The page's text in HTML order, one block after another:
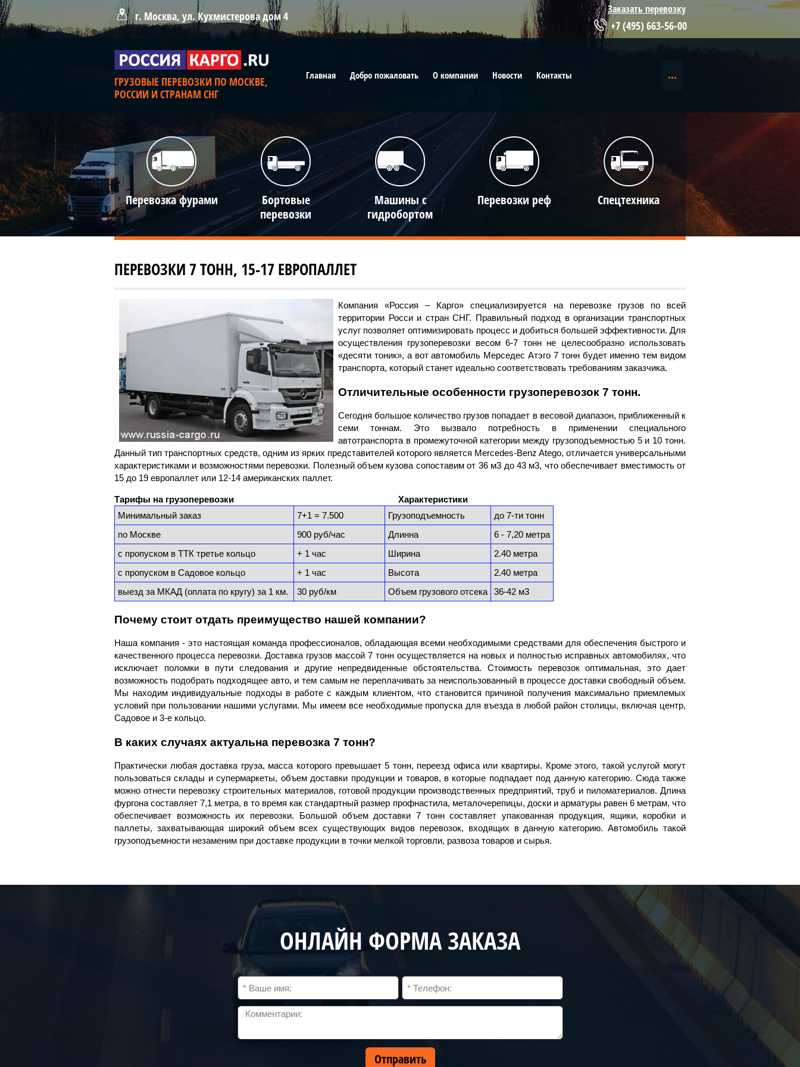
г. Москва, ул. Кухмистерова дом 4 Заказать перевозку
+7 (495) 663-56-00
ГРУЗОВЫЕ ПЕРЕВОЗКИ ПО МОСКВЕ,
РОССИИ И СТРАНАМ СНГ
Главная Добро пожаловать О компании Новости Контакты ...
Перевозка фурами
Бортовые
перевозки
Машины с
гидробортом
Перевозки реф Спецтехника
ПЕРЕВОЗКИ 7 ТОНН, 15-17 ЕВРОПАЛЛЕТ
Компания «Россия – Карго» специализируется на перевозке грузов по всей
территории Росси и стран СНГ. Правильный подход в организации транспортных
услуг позволяет оптимизировать процесс и добиться большей эффективности. Для
осуществления грузоперевозки весом 6-7 тонн не целесообразно использовать
«десяти тоник», а вот автомобиль Мерседес Атэго 7 тонн будет именно тем видом
транспорта, который станет идеально соответствовать требованиям заказчика.
Отличительные особенности грузоперевозок 7 тонн.
Сегодня большое количество грузов попадает в весовой диапазон, приближенный к
семи тоннам. Это вызвало потребность в применении специального
автотранспорта в промежуточной категории между грузоподъемностью 5 и 10 тонн.
Данный тип транспортных средств, одним из ярких представителей которого является Mercedes-Benz Atego, отличается универсальными
характеристиками и возможностями перевозки. Полезный объем кузова сопоставим от 36 м3 до 43 м3, что обеспечивает вместимость от
15 до 19 европаллет или 12-14 американских паллет.
Тарифы на грузоперевозки Характеристики
Минимальный заказ
7+1 = 7.500 Грузоподъемность
до 7-ти тонн
по Москве
900 руб/час Длинна
6 - 7,20 метра
с пропуском в ТТК третье кольцо
+ 1 час Ширина
2.40 метра
с пропуском в Садовое кольцо
+ 1 час Высота
2.40 метра
выезд за МКАД (оплата по кругу) за 1 км.
30 руб/км Объем грузового отсека 36-42 м3
Почему стоит отдать преимущество нашей компании?
Наша компания - это настоящая команда профессионалов, обладающая всеми необходимыми средствами для обеспечения быстрого и
качественного процесса перевозки. Доставка грузов массой 7 тонн осуществляется на новых и полностью исправных автомобилях, что
исключает поломки в пути следования и другие непредвиденные обстоятельства. Стоимость перевозок оптимальная, это дает
возможность подобрать подходящее авто, и тем самым не переплачивать за неиспользованный в процессе доставки свободный объем.
Мы находим индивидуальные подходы в работе с каждым клиентом, что становится причиной получения максимально приемлемых
условий при пользовании нашими услугами. Мы имеем все необходимые пропуска для въезда в любой район столицы, включая центр,
Садовое и 3-е кольцо.
В каких случаях актуальна перевозка 7 тонн?
Практически любая доставка груза, масса которого превышает 5 тонн, переезд офиса или квартиры. Кроме этого, такой услугой могут
пользоваться склады и супермаркеты, объем доставки продукции и товаров, в которые подпадает под данную категорию. Сюда также
можно отнести перевозку строительных материалов, готовой продукции производственных предприятий, труб и пиломатериалов. Длина
фургона составляет 7,1 метра, в то время как стандартный размер профнастила, металочерепицы, доски и арматуры равен 6 метрам, что
обеспечивает возможность их перевозки. Большой объем доставки 7 тонн составляет упакованная продукция, ящики, коробки и
паллеты, захватывающая широкий объем всех существующих видов перевозок, входящих в данную категорию. Автомобиль такой
грузоподъемности незаменим при доставке продукции в точки мелкой торговли, развоза товаров и сырья.
ОНЛАЙН ФОРМА ЗАКАЗА
Отправить